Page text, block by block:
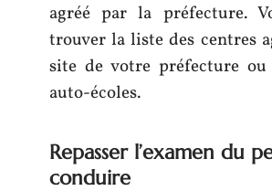
agréé par la préfecture.
trouver la liste des centres
site de votre préfecture ou
auto-écoles.
Repasser l’examen du
conduire